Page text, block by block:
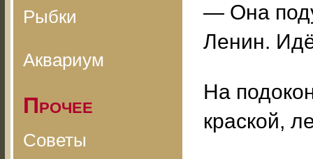
Рыбки
Аквариум
Прочее
Советы
— Она
Ленин.
На
краской,